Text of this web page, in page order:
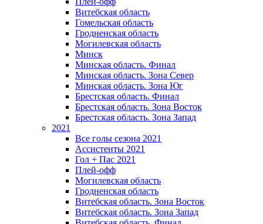
Витебская область
Гомельская область
Гродненская область
Могилевская область
Минск
Mинская область. Финал
Минская область. Зона Север
Минская область. Зона Юг
Брестская область. Финал
Брестская область. Зона Восток
Брестская область. Зона Запад
2021
Все голы сезона 2021
Ассистенты 2021
Гол + Пас 2021
Плей-офф
Могилевская область
Гродненская область
Витебская область. Зона Восток
Витебская область. Зона Запад